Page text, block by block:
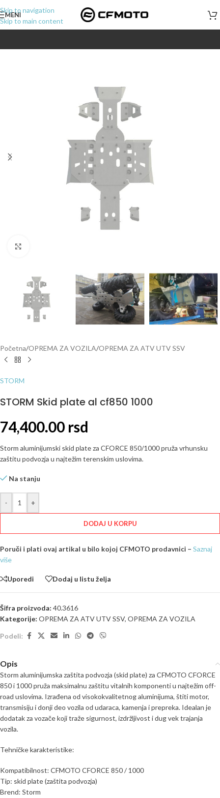
Skip to navigation
Skip to main content
MENI
Početna/OPREMA ZA VOZILA/OPREMA ZA ATV UTV SSV
STORM
STORM Skid plate al cf850 1000
74,400.00 rsd
Storm aluminijumski skid plate za CFORCE 850/1000 pruža vrhunsku
zaštitu podvozja u najtežim terenskim uslovima.
Na stanju
- +
DODAJ U KORPU
Poruči i plati ovaj artikal u bilo kojoj CFMOTO prodavnici – Saznaj
više
Uporedi Dodaj u listu želja
Šifra proizvoda: 40.3616
Kategorije: OPREMA ZA ATV UTV SSV, OPREMA ZA VOZILA
Podeli:
Opis
Storm aluminijumska zaštita podvozja (skid plate) za CFMOTO CFORCE
850 i 1000 pruža maksimalnu zaštitu vitalnih komponenti u najtežim off-
road uslovima. Izrađena od visokokvalitetnog aluminijuma, štiti motor,
transmisiju i donji deo vozila od udaraca, kamenja i prepreka. Idealan je
dodatak za vozače koji traže sigurnost, izdržljivost i dug vek trajanja
vozila.
Tehničke karakteristike:
Kompatibilnost: CFMOTO CFORCE 850 / 1000
Tip: skid plate (zaštita podvozja)
Brend: Storm